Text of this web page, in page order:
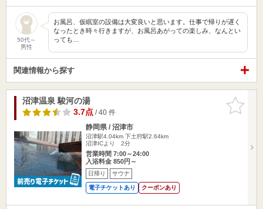
50代～
男性
お風呂、仮眠室の設備は大変良いと思います。仕事で帰りが遅く
なったとき時々行きますが、お風呂あがっての楽しみ、なんとい
っても…
関連情報から探す
お気に入
りに追加
沼津温泉 駿河の湯
3.7点/ 40 件
静岡県 / 沼津市
沼津駅4.04km 下土狩駅2.64km
沼津ICより 2分
営業時間 7:00～24:00
入浴料金 850円～
日帰り サウナ
電子チケットあり クーポンあり